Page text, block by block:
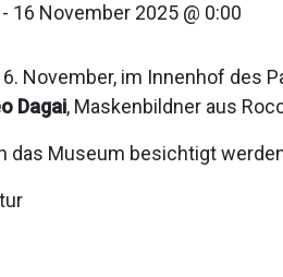
- 16 November 2025 @ 0:00
November, im Innenhof des
Dagai, Maskenbildner aus
das Museum besichtigt